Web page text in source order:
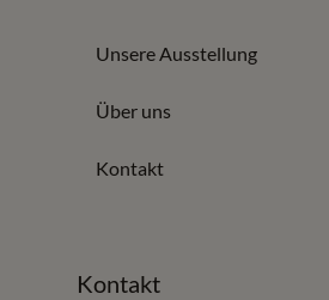
Unsere Ausstellung
Über uns
Kontakt
Kontakt